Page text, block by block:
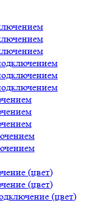
(цвет)
(цвет)
(цвет)